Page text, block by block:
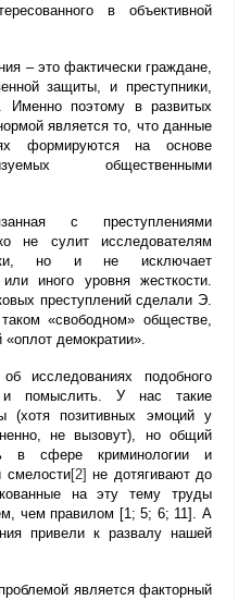
в объективной
– это фактически граждане,
защиты, и преступники,
Именно поэтому в развитых
является то, что данные
формируются на основе
общественными
с преступлениями
не сулит исследователям
но и не исключает
иного уровня жесткости.
преступлений сделали Э.
«свободном» обществе,
«оплот демократии».
исследованиях подобного
У нас такие
(хотя позитивных эмоций у
не вызовут), но общий
в сфере криминологии и
смелости[2] не дотягивают до
на эту тему труды
чем правилом [1; 5; 6; 11]. А
привели к развалу нашей
является факторный